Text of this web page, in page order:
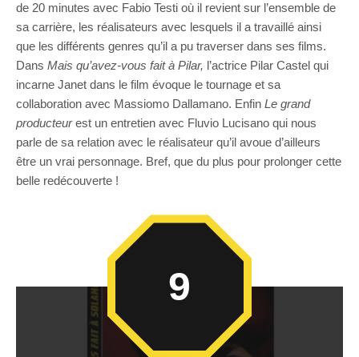
de 20 minutes avec Fabio Testi où il revient sur l’ensemble de
sa carrière, les réalisateurs avec lesquels il a travaillé ainsi
que les différents genres qu’il a pu traverser dans ses films.
Dans Mais qu’avez-vous fait à Pilar, l’actrice Pilar Castel qui
incarne Janet dans le film évoque le tournage et sa
collaboration avec Massiomo Dallamano. Enfin Le grand
producteurest un entretien avec Fluvio Lucisano qui nous
parle de sa relation avec le réalisateur qu’il avoue d’ailleurs
être un vrai personnage. Bref, que du plus pour prolonger cette
belle redécouverte !
9